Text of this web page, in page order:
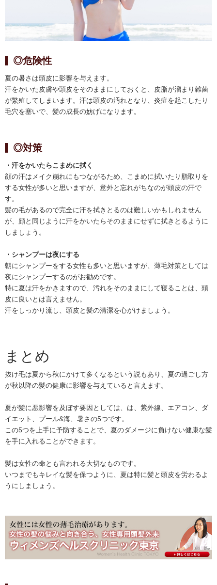
◎危険性
夏の暑さは頭皮に影響を与えます。
汗をかいた皮膚や頭皮をそのままにしておくと、皮脂が溜まり雑菌
が繁殖してしまいます。汗は頭皮の汚れとなり、炎症を起こしたり
毛穴を塞いで、髪の成長の妨げになります。
◎対策
・汗をかいたらこまめに拭く
顔の汗はメイク崩れにもつながるため、こまめに拭いたり脂取りを
する女性が多いと思いますが、意外と忘れがちなのが頭皮の汗で
す。
髪の毛があるので完全に汗を拭きとるのは難しいかもしれません
が、顔と同じように汗をかいたらそのままにせずに拭きとるように
しましょう。
・シャンプーは夜にする
朝にシャンプーをする女性も多いと思いますが、薄毛対策としては
夜にシャンプーするのがお勧めです。
特に夏は汗をかきますので、汚れをそのままにして寝ることは、頭
皮に良いとは言えません。
汗をしっかり流し、頭皮と髪の清潔を心がけましょう。
まとめ
抜け毛は夏から秋にかけて多くなるという説もあり、夏の過ごし方
が秋以降の髪の健康に影響を与えていると言えます。
夏が髪に悪影響を及ぼす要因としては、は、紫外線、エアコン、ダ
イエット、プール&海、暑さの5つです。
この5つを上手に予防することで、夏のダメージに負けない健康な髪
を手に入れることができます。
髪は女性の命とも言われる大切なものです。
いつまでもキレイな髪を保つように、夏は特に髪と頭皮を労わるよ
うにしましょう。